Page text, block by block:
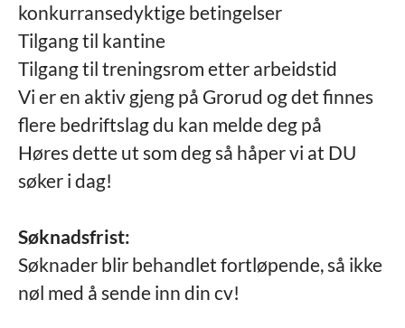
konkurransedyktige betingelser
Tilgang til kantine
Tilgang til treningsrom etter arbeidstid
Vi er en aktiv gjeng på Grorud og det finnes
flere bedriftslag du kan melde deg på
Høres dette ut som deg så håper vi at DU
søker i dag!
Søknadsfrist:
Søknader blir behandlet fortløpende, så ikke
nøl med å sende inn din cv!